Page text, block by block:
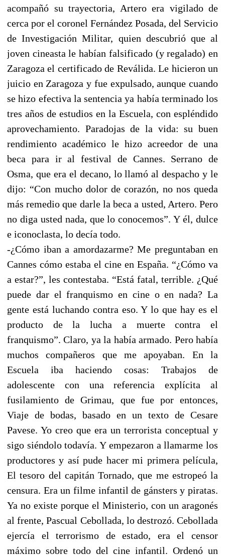
acompañó su trayectoria, Artero era vigilado de
cerca por el coronel Fernández Posada, del Servicio
de Investigación Militar, quien descubrió que al
joven cineasta le habían falsificado (y regalado) en
Zaragoza el certificado de Reválida. Le hicieron un
juicio en Zaragoza y fue expulsado, aunque cuando
se hizo efectiva la sentencia ya había terminado los
tres años de estudios en la Escuela, con espléndido
aprovechamiento. Paradojas de la vida: su buen
rendimiento académico le hizo acreedor de una
beca para ir al festival de Cannes. Serrano de
Osma, que era el decano, lo llamó al despacho y le
dijo: “Con mucho dolor de corazón, no nos queda
más remedio que darle la beca a usted, Artero. Pero
no diga usted nada, que lo conocemos”. Y él, dulce
e iconoclasta, lo decía todo.
-¿Cómo iban a amordazarme? Me preguntaban en
Cannes cómo estaba el cine en España. “¿Cómo va
a estar?”, les contestaba. “Está fatal, terrible. ¿Qué
puede dar el franquismo en cine o en nada? La
gente está luchando contra eso. Y lo que hay es el
producto de la lucha a muerte contra el
franquismo”. Claro, ya la había armado. Pero había
muchos compañeros que me apoyaban. En la
Escuela iba haciendo cosas: Trabajos de
adolescente con una referencia explícita al
fusilamiento de Grimau, que fue por entonces,
Viaje de bodas, basado en un texto de Cesare
Pavese. Yo creo que era un terrorista conceptual y
sigo siéndolo todavía. Y empezaron a llamarme los
productores y así pude hacer mi primera película,
El tesoro del capitán Tornado, que me estropeó la
censura. Era un filme infantil de gánsters y piratas.
Ya no existe porque el Ministerio, con un aragonés
al frente, Pascual Cebollada, lo destrozó. Cebollada
ejercía el terrorismo de estado, era el censor
máximo sobre todo del cine infantil. Ordenó un